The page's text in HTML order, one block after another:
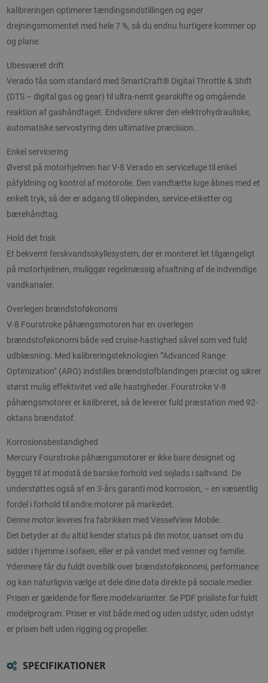
kalibreringen optimerer tændingsindstillingen og øger
drejningsmomentet med hele 7 %, så du endnu hurtigere kommer op
og plane.
Ubesværet drift
Verado fås som standard med SmartCraft® Digital Throttle & Shift
(DTS – digital gas og gear) til ultra-nemt gearskifte og omgående
reaktion af gashåndtaget. Endvidere sikrer den elektrohydrauliske,
automatiske servostyring den ultimative præcision.
Enkel servicering
Øverst på motorhjelmen har V-8 Verado en serviceluge til enkel
påfyldning og kontrol af motorolie. Den vandtætte luge åbnes med et
enkelt tryk, så der er adgang til oliepinden, service-etiketter og
bærehåndtag.
Hold det frisk
Et bekvemt ferskvandsskyllesystem, der er monteret let tilgængeligt
på motorhjelmen, muliggør regelmæssig afsaltning af de indvendige
vandkanaler.
Overlegen brændstoføkonomi
V-8 Fourstroke påhængsmotoren har en overlegen
brændstoføkonomi både ved cruise-hastighed såvel som ved fuld
udblæsning. Med kalibreringsteknologien ”Advanced Range
Optimization” (ARO) indstilles brændstofblandingen præcist og sikrer
størst mulig effektivitet ved alle hastigheder. Fourstroke V-8
påhængsmotorer er kalibreret, så de leverer fuld præstation med 92-
oktans brændstof.
Korrosionsbestandighed
Mercury Fourstroke påhængsmotorer er ikke bare designet og
bygget til at modstå de barske forhold ved sejlads i saltvand. De
understøttes også af en 3-års garanti mod korrosion, – en væsentlig
fordel i forhold til andre motorer på markedet.
Denne motor leveres fra fabrikken med VesselView Mobile.
Det betyder at du altid kender status på din motor, uanset om du
sidder i hjemme i sofaen, eller er på vandet med venner og familie.
Ydermere får du fuldt overblik over brændstoføkonomi, performance
og kan naturligvis vælge at dele dine data direkte på sociale medier.
Prisen er gældende for flere modelvarianter. Se PDF prisliste for fuldt
modelprogram. Priser er vist både med og uden udstyr, uden udstyr
er prisen helt uden rigging og propeller.
SPECIFIKATIONER